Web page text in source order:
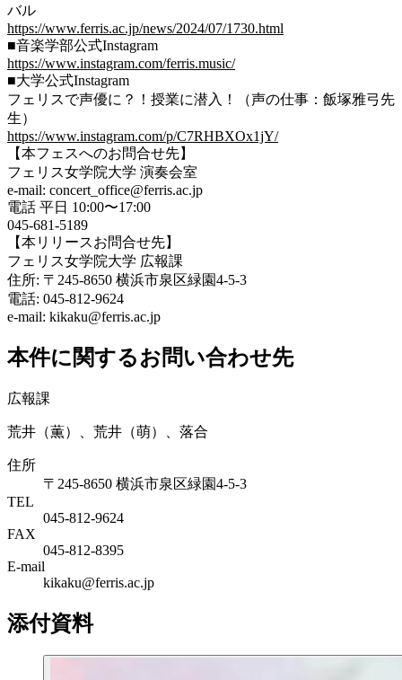
バル
https://www.ferris.ac.jp/news/2024/07/1730.html
■音楽学部公式Instagram
https://www.instagram.com/ferris.music/
■大学公式Instagram
フェリスで声優に？！授業に潜入！（声の仕事：飯塚雅弓先
生）
https://www.instagram.com/p/C7RHBXOx1jY/
【本フェスへのお問合せ先】
フェリス女学院大学 演奏会室
e-mail: concert_office@ferris.ac.jp
電話 平日 10:00〜17:00
045-681-5189
【本リリースお問合せ先】
フェリス女学院大学 広報課
住所: 〒245-8650 横浜市泉区緑園4-5-3
電話: 045-812-9624
e-mail: kikaku@ferris.ac.jp
本件に関するお問い合わせ先
広報課
荒井（薫）、荒井（萌）、落合
住所
〒245-8650 横浜市泉区緑園4-5-3
TEL
045-812-9624
FAX
045-812-8395
E-mail
kikaku@ferris.ac.jp
添付資料